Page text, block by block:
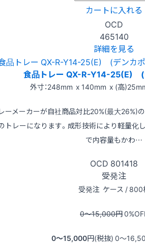
カートに入れる
OCD
465140
詳細を見る
食品トレー QX-R-Y14-25(E) (
外寸：248mm x 140mm x (高
ーメーカーが自社商品対比20%(最大26%)
トレーになります。成形技術により軽量化
で内容量もかわ…
OCD 801418
受発注
受発注 ケース / 800
0〜15,000円0
0〜15,000円(税抜) 0〜